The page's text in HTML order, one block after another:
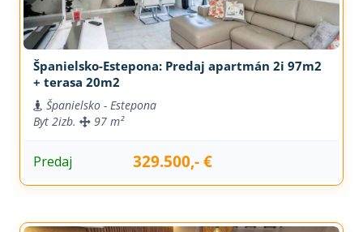
Španielsko-Estepona: Predaj apartmán 2i 97m2
+ terasa 20m2
Španielsko - Estepona
Byt 2izb. 97 m²
Predaj 329.500,- €